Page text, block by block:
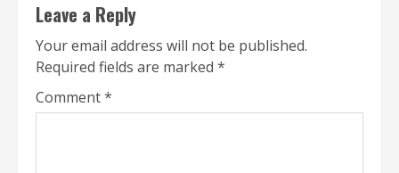
Leave a Reply
Your email address will not be published.
Required fields are marked *
Comment*